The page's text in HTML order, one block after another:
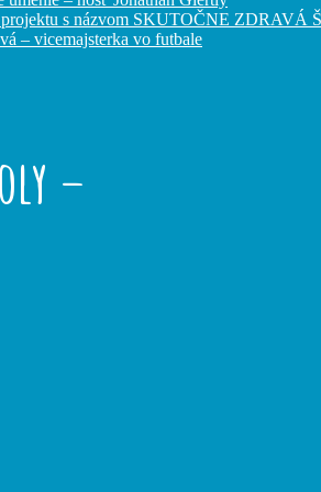
projektu s názvom SKUTOČNE ZDRAVÁ
– vicemajsterka vo futbale
–